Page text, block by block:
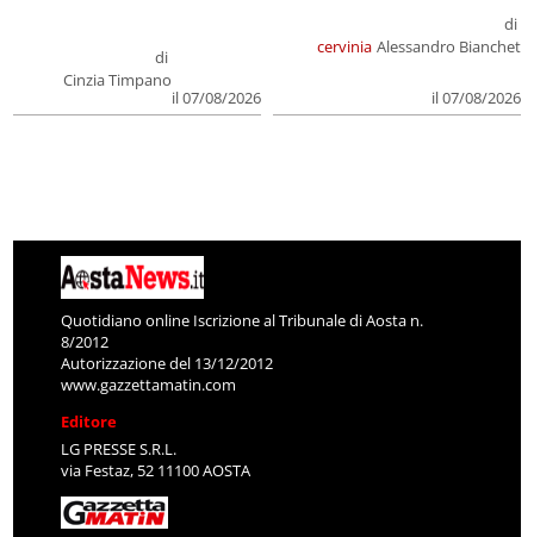
di
Cinzia Timpano
il 07/08/2026
cervinia
di
Alessandro Bianchet
il 07/08/2026
Quotidiano online Iscrizione al Tribunale di Aosta n.
8/2012
Autorizzazione del 13/12/2012
www.gazzettamatin.com
Editore
LG PRESSE S.R.L.
via Festaz, 52 11100 AOSTA